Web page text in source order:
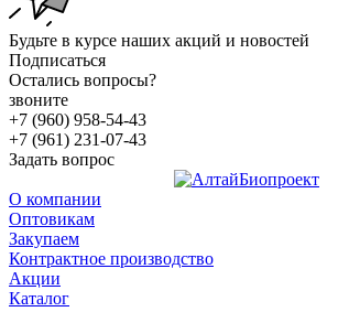
Будьте в курсе наших акций и новостей
Подписаться
Остались вопросы?
звоните
+7 (960) 958-54-43
+7 (961) 231-07-43
Задать вопрос
О компании
Оптовикам
Закупаем
Контрактное производство
Акции
Каталог